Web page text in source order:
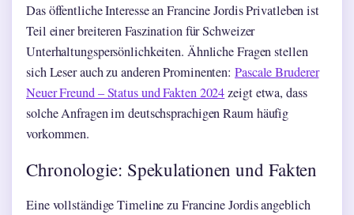
Das öffentliche Interesse an Francine Jordis Privatleben ist
Teil einer breiteren Faszination für Schweizer
Unterhaltungspersönlichkeiten. Ähnliche Fragen stellen
sich Leser auch zu anderen Prominenten: Pascale Bruderer
Neuer Freund – Status und Fakten 2024zeigt etwa, dass
solche Anfragen im deutschsprachigen Raum häufig
vorkommen.
Chronologie: Spekulationen und Fakten
Eine vollständige Timeline zu Francine Jordis angeblich